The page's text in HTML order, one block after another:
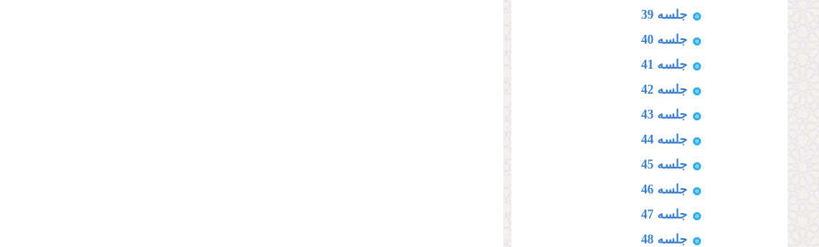
جلسه 39
جلسه 40
جلسه 41
جلسه 42
جلسه 43
جلسه 44
جلسه 45
جلسه 46
جلسه 47
جلسه 48